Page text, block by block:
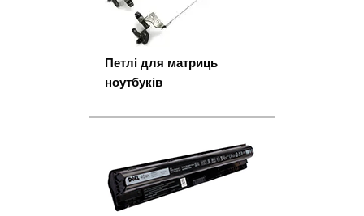
Петлі для матриць
ноутбуків